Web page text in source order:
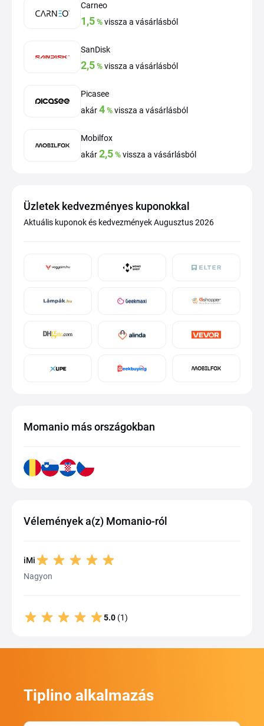
Carneo
1,5%vissza a vásárlásból
SanDisk
2,5%vissza a vásárlásból
Picasee
akár4%vissza a vásárlásból
Mobilfox
akár2,5%vissza a vásárlásból
Üzletek kedvezményes kuponokkal
Aktuális kuponok és kedvezmények Augusztus 2026
Momanio más országokban
Vélemények a(z) Momanio-ról
iMi
Nagyon
5.0 (1)
Tiplino alkalmazás